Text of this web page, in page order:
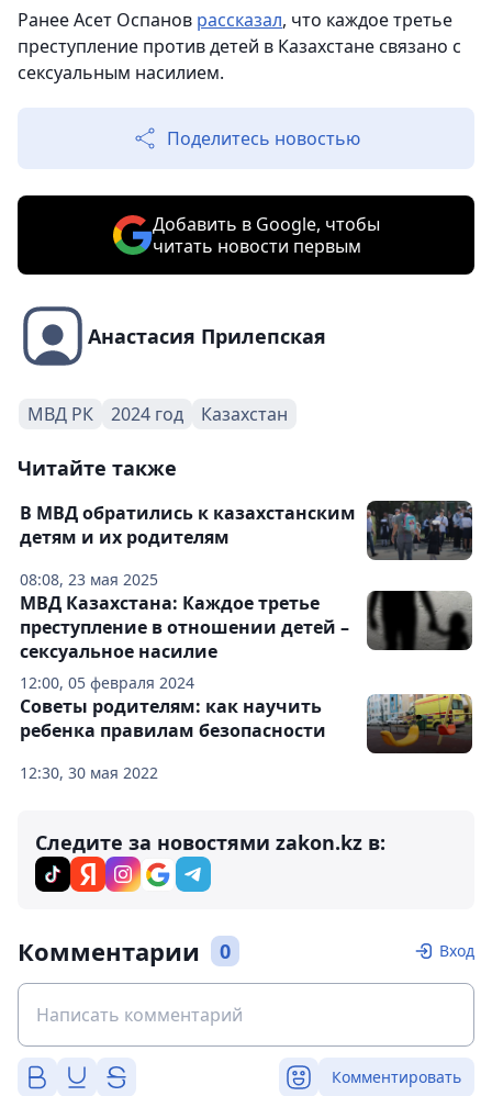
Ранее Асет Оспанов рассказал, что каждое третье
преступление против детей в Казахстане связано с
сексуальным насилием.
Поделитесь новостью
Добавить в Google, чтобы
читать новости первым
Анастасия Прилепская
МВД РК 2024 год Казахстан
Читайте также
08:08, 23 мая 2025
В МВД обратились к казахстанским
детям и их родителям
12:00, 05 февраля 2024
МВД Казахстана: Каждое третье
преступление в отношении детей –
сексуальное насилие
12:30, 30 мая 2022
Советы родителям: как научить
ребенка правилам безопасности
Следите за новостями zakon.kz в:
Комментарии 0 Вход
Комментировать